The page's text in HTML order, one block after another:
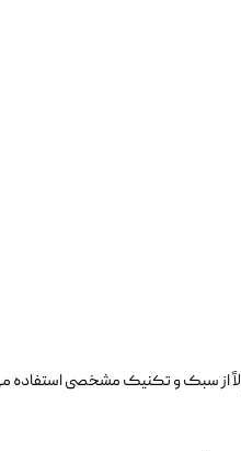
از سبک و تکنیک مشخصی استفاده